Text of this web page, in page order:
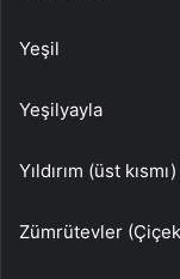
Yeşil
Yeşilyayla
Yıldırım (üst kısmı)
Zümrütevler (Çiçek